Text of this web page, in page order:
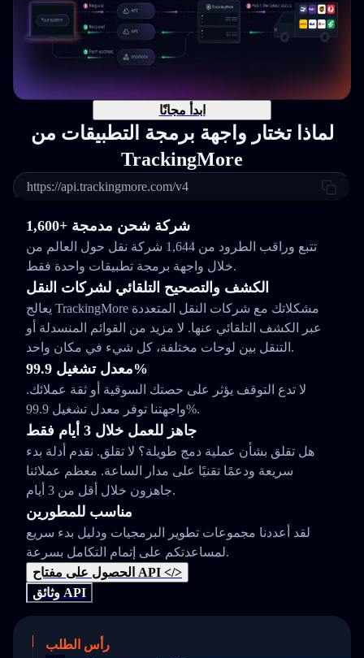
ابدأ مجانًا
لماذا تختار واجهة برمجة التطبيقات من
TrackingMore
https://api.trackingmore.com/v4
1,600+ شركة شحن مدمجة
تتبع وراقب الطرود من 1,644 شركة نقل حول العالم من
خلال واجهة برمجة تطبيقات واحدة فقط.
الكشف والتصحيح التلقائي لشركات النقل
يعالج TrackingMore مشكلاتك مع شركات النقل المتعددة
عبر الكشف التلقائي عنها. لا مزيد من القوائم المنسدلة أو
التنقل بين لوحات مختلفة، كل شيء في مكان واحد.
معدل تشغيل 99.9%
لا تدع التوقف يؤثر على حصتك السوقية أو ثقة عملائك.
واجهتنا توفر معدل تشغيل 99.9%.
جاهز للعمل خلال 3 أيام فقط
هل تقلق بشأن عملية دمج طويلة؟ لا تقلق. نقدم أدلة بدء
سريعة ودعمًا تقنيًا على مدار الساعة. معظم عملائنا
جاهزون خلال أقل من 3 أيام.
مناسب للمطورين
لقد أعددنا مجموعات تطوير البرمجيات ودليل بدء سريع
لمساعدتكم على إتمام التكامل بسرعة.
الحصول على مفتاح API </>
وثائق API
رأس الطلب